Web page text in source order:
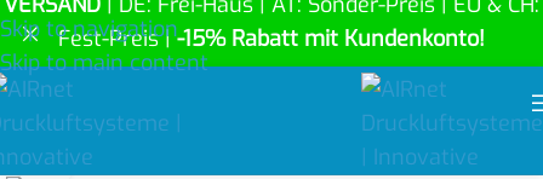
Skip to navigation
Skip to main content
Fest-Preis |-15% Rabatt mit Kundenkonto!
Click to enlarge